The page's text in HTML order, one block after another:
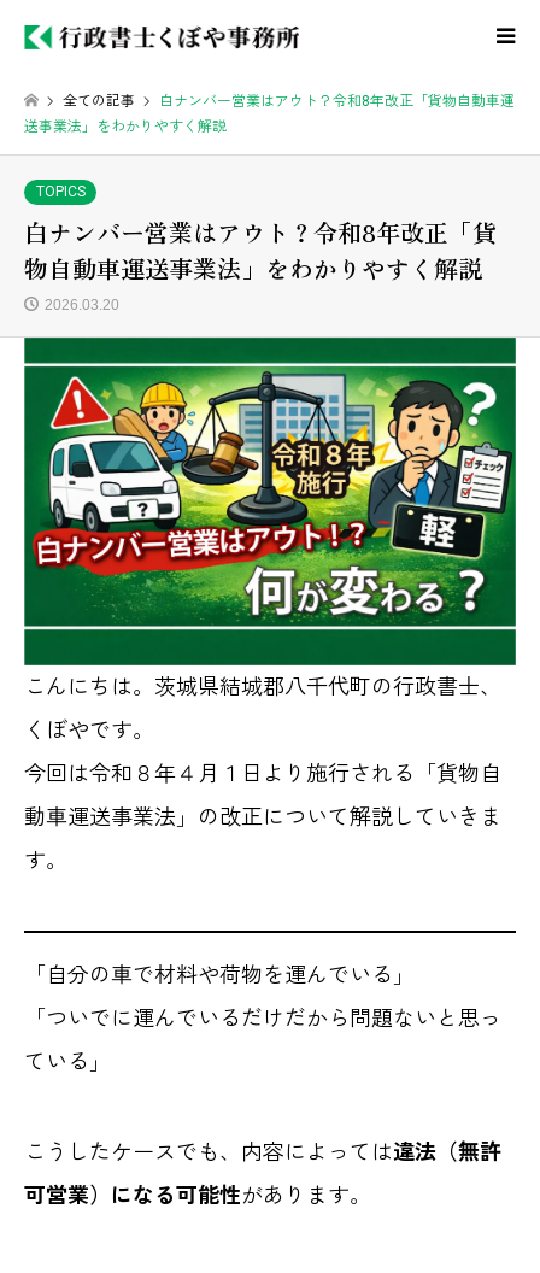
全ての記事
白ナンバー営業はアウト？令和8年改正「貨物自動車運
送事業法」をわかりやすく解説
TOPICS
白ナンバー営業はアウト？令和8年改正「貨
物自動車運送事業法」をわかりやすく解説
2026.03.20
こんにちは。茨城県結城郡八千代町の行政書士、
くぼやです。
今回は令和８年４月１日より施行される「貨物自
動車運送事業法」の改正について解説していきま
す。
「自分の車で材料や荷物を運んでいる」
「ついでに運んでいるだけだから問題ないと思っ
ている」
こうしたケースでも、内容によっては違法（無許
可営業）になる可能性があります。